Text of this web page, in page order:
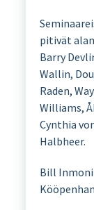
pitivät
Barry
Wallin,
Raden,
Williams,
Cynthia
Halbheer.
Bill